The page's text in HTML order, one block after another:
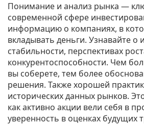
Понимание и анализ рынка —
современной сфере
информацию о компаниях, в
вкладывать деньги. Узнавайте о
стабильности, перспективах
конкурентоспособности. Чем
вы соберете, тем более
решения. Также хорошей
исторических данных рынков.
как активно акции вели себя в
уверенность в оценках будущих